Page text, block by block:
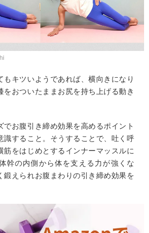
もキツいようであれば、横向きになり
をおついたままお尻を持ち上げる動き
でお腹引き締め効果を高めるポイント
識すること。そうすることで、吐く呼
筋をはじめとするインナーマッスルに
幹の内側から体を支える力が強くな
鍛えられお腹まわりの引き締め効果を